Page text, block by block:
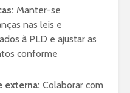
Manter-se
nas leis e
à PLD e ajustar as
conforme
externa: Colaborar com